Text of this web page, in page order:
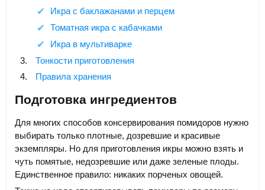
Икра с баклажанами и перцем
Томатная икра с кабачками
Икра в мультиварке
Тонкости приготовления
Правила хранения
Подготовка ингредиентов
Для многих способов консервирования помидоров нужно
выбирать только плотные, дозревшие и красивые
экземпляры. Но для приготовления икры можно взять и
чуть помятые, недозревшие или даже зеленые плоды.
Единственное правило: никаких порченых овощей.